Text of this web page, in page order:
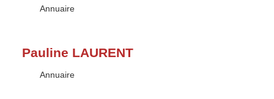
Type :
Annuaire
Pauline LAURENT
Type :
Annuaire